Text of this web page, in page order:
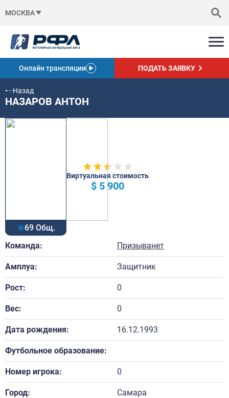
МОСКВА
Онлайн трансляции ПОДАТЬ ЗАЯВКУ
Назад
НАЗАРОВ АНТОН
69 Общ.
Виртуальная стоимость
$ 5 900
Команда: Призыванет
Амплуа: Защитник
Рост: 0
Вес: 0
Дата рождения: 16.12.1993
Футбольное образование:
Номер игрока: 0
Город: Самара